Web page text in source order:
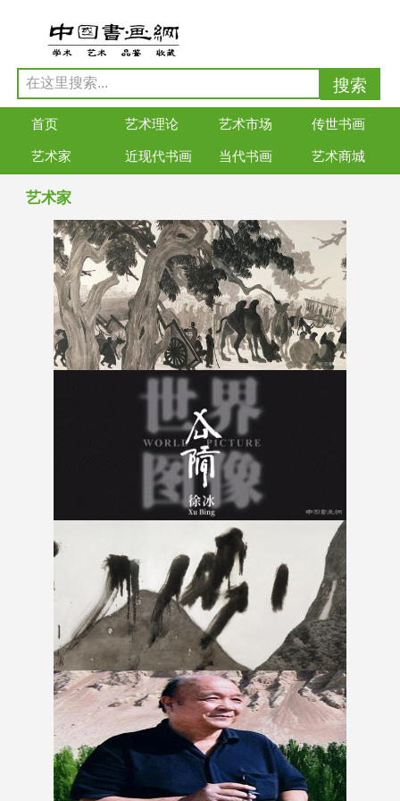
首页 艺术理论 艺术市场 传世书画
艺术家 近现代书画 当代书画 艺术商城
艺术家